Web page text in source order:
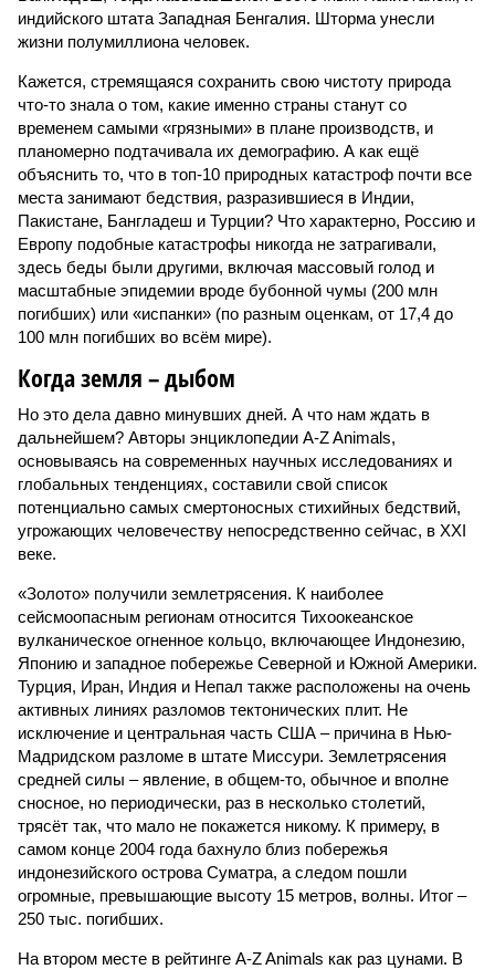
индийского штата Западная Бенгалия. Шторма унесли
жизни полумиллиона человек.
Кажется, стремящаяся сохранить свою чистоту природа
что-то знала о том, какие именно страны станут со
временем самыми «грязными» в плане производств, и
планомерно подтачивала их демографию. А как ещё
объяснить то, что в топ-10 природных катастроф почти все
места занимают бедствия, разразившиеся в Индии,
Пакистане, Бангладеш и Турции? Что характерно, Россию и
Европу подобные катастрофы никогда не затрагивали,
здесь беды были другими, включая массовый голод и
масштабные эпидемии вроде бубонной чумы (200 млн
погибших) или «испанки» (по разным оценкам, от 17,4 до
100 млн погибших во всём мире).
Когда земля – дыбом
Но это дела давно минувших дней. А что нам ждать в
дальнейшем? Авторы энциклопедии A-Z Animals,
основываясь на современных научных исследованиях и
глобальных тенденциях, составили свой список
потенциально самых смертоносных стихийных бедствий,
угрожающих человечеству непосредственно сейчас, в XXI
веке.
«Золото» получили землетрясения. К наиболее
сейсмоопасным регионам относится Тихоокеанское
вулканическое огненное кольцо, включающее Индонезию,
Японию и западное побережье Северной и Южной Америки.
Турция, Иран, Индия и Непал также расположены на очень
активных линиях разломов тектонических плит. Не
исключение и центральная часть США – причина в Нью-
Мадридском разломе в штате Миссури. Землетрясения
средней силы – явление, в общем-то, обычное и вполне
сносное, но периодически, раз в несколько столетий,
трясёт так, что мало не покажется никому. К примеру, в
самом конце 2004 года бахнуло близ побережья
индонезийского острова Суматра, а следом пошли
огромные, превышающие высоту 15 метров, волны. Итог –
250 тыс. погибших.
На втором месте в рейтинге A-Z Animals как раз цунами. В